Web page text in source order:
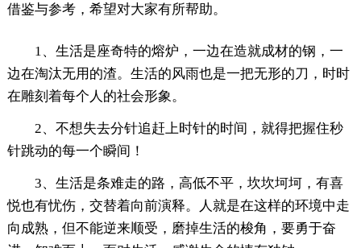
借鉴与参考，希望对大家有所帮助。
1、生活是座奇特的熔炉，一边在造就成材的钢，一
边在淘汰无用的渣。生活的风雨也是一把无形的刀，时时
在雕刻着每个人的社会形象。
2、不想失去分针追赶上时针的时间，就得把握住秒
针跳动的每一个瞬间！
3、生活是条难走的路，高低不平，坎坎坷坷，有喜
悦也有忧伤，交替着向前演释。人就是在这样的环境中走
向成熟，但不能逆来顺受，磨掉生活的梭角，要勇于奋